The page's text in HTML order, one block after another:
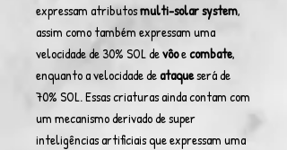
expressam atributosmulti-solar system,
assim como também expressam uma
velocidade de 30% SOL devôoecombate,
enquanto a velocidade deataqueserá de
70% SOL. Essas criaturas ainda contam com
um mecanismo derivado de super
inteligências artificiais que expressam uma